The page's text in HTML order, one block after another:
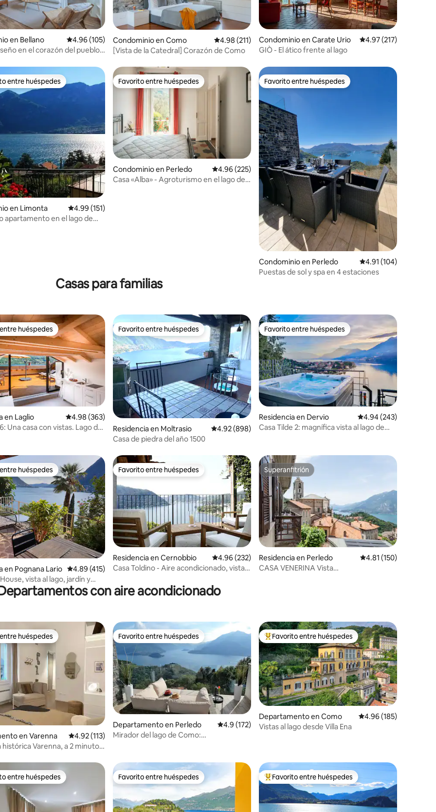
de 5; 139 evaluaciones
en Bellano Calificación promedio: 4.96 de 5; 105 evaluaciones
4.96 (105)
en el corazón del pueblo –
Condominio en Como Calificación promedio: 4.98 de 5; 211 evaluaciones
4.98 (211)
[Vista de la Catedral] Corazón de Como
Condominio en Carate Urio Calificación promedio:
4.97 (217)
GIÒ - El ático frente al lago
de 5; 108 evaluaciones
en Favorito entre huéspedes
entre huéspedes
en Limonta Calificación promedio: 4.99 de 5; 151 evaluaciones
4.99 (151)
apartamento en el lago de
Favorito entre huéspedes
Favorito entre huéspedes
Condominio en Perledo Calificación promedio: 4.96 de 5; 225 evaluaciones
4.96 (225)
Casa «Alba» - Agroturismo en el lago de
Favorito entre huéspedes
Favorito entre huéspedes
Condominio en Perledo Calificación promedio:
4.91 (104)
Puestas de sol y spa en 4 estaciones
Casas para familias
de 5; 365 evaluaciones
huéspedes
huéspedes
en Laglio Calificación promedio: 4.98 de 5; 363 evaluaciones
4.98 (363)
Una casa con vistas. Lago de
Favorito entre huéspedes
Favorito entre huéspedes
Residencia en Moltrasio Calificación promedio: 4.92 de 5; 898 evaluaciones
4.92 (898)
Casa de piedra del año 1500
Favorito entre huéspedes
Favorito entre huéspedes
Residencia en Dervio Calificación promedio:
4.94 (243)
Casa Tilde 2: magnífica vista al lago de
de 5; 444 evaluaciones
huéspedes
huéspedes
en Pognana Lario Calificación promedio: 4.89 de 5; 415 evaluaciones
4.89 (415)
vista al lago, jardín y
Favorito entre huéspedes
Favorito entre huéspedes
Residencia en Cernobbio Calificación promedio: 4.96 de 5; 232 evaluaciones
4.96 (232)
Casa Toldino - Aire acondicionado, vistas
Superanfitrión
Superanfitrión
Residencia en Perledo Calificación promedio:
4.81 (150)
CASA VENERINA Vista
con aire acondicionado
de 5; 403 evaluaciones
huéspedes
huéspedes
en Varenna Calificación promedio: 4.92 de 5; 113 evaluaciones
4.92 (113)
histórica Varenna, a 2 minutos
Favorito entre huéspedes
Favorito entre huéspedes
Departamento en Perledo Calificación promedio: 4.9 de 5; 172 evaluaciones
4.9 (172)
Mirador del lago de Como:
De los mejores en Favorito entre huéspedes
Favorito entre huéspedes
Departamento en Como Calificación promedio:
4.96 (185)
Vistas al lago desde Villa Ena
en Favorito entre huéspedes
entre huéspedes Favorito entre huéspedes
Favorito entre huéspedes De los mejores en Favorito entre huéspedes
Favorito entre huéspedes